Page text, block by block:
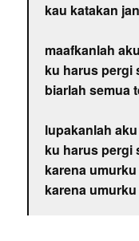
kau katakan
maafkanlah aku
ku harus pergi
biarlah semua
lupakanlah aku
ku harus pergi
karena
karena